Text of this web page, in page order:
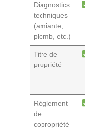
Diagnostics
techniques
(amiante,
plomb, etc.)
Titre de
propriété
Règlement
de
copropriété